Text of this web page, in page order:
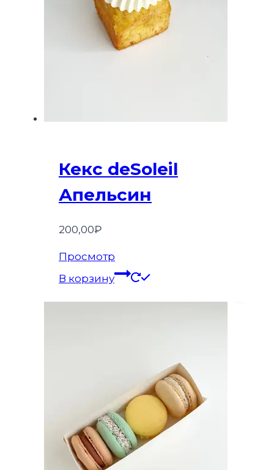
Кекс deSoleil
Апельсин
200,00₽
Просмотр
В корзину